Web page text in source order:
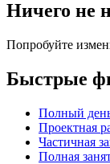
Ничего не
Попробуйте
Быстрые
Полный
Проектная
Частичная
Полная